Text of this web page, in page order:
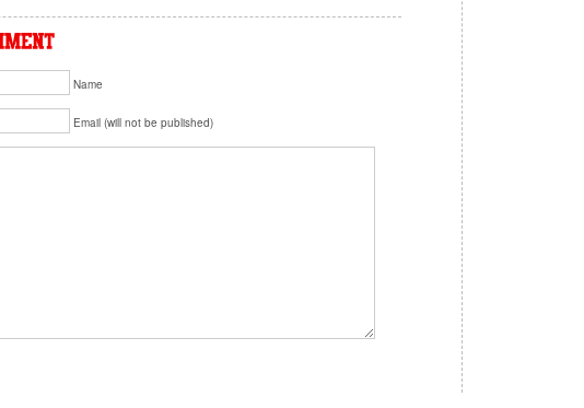
Name
Email (will not be published)